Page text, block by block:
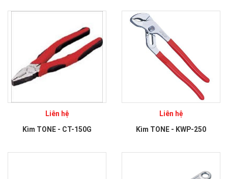
Liên hệ
Kìm TONE - CT-150G
Liên hệ
Kìm TONE - KWP-250